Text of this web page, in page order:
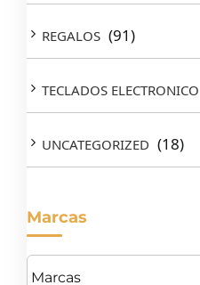
REGALOS (91)
TECLADOS ELECTRONICO
UNCATEGORIZED (18)
Marcas